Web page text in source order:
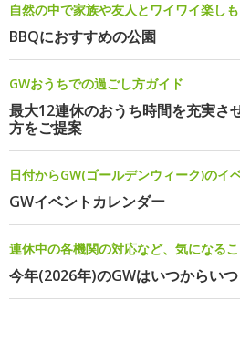
自然の中で家族や友人とワイワイ楽しも
BBQにおすすめの公園
GWおうちでの過ごし方ガイド
最大12連休のおうち時間を充実さ
方をご提案
日付からGW(ゴールデンウィーク)のイ
GWイベントカレンダー
連休中の各機関の対応など、気になる
今年(2026年)のGWはいつからいつ